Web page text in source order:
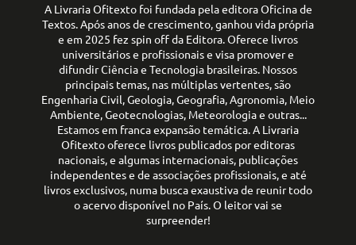
A Livraria Ofitexto foi fundada pela editora Oficina de
Textos. Após anos de crescimento, ganhou vida própria
e em 2025 fez spin off da Editora. Oferece livros
universitários e profissionais e visa promover e
difundir Ciência e Tecnologia brasileiras. Nossos
principais temas, nas múltiplas vertentes, são
Engenharia Civil, Geologia, Geografia, Agronomia, Meio
Ambiente, Geotecnologias, Meteorologia e outras...
Estamos em franca expansão temática. A Livraria
Ofitexto oferece livros publicados por editoras
nacionais, e algumas internacionais, publicações
independentes e de associações profissionais, e até
livros exclusivos, numa busca exaustiva de reunir todo
o acervo disponível no País. O leitor vai se
surpreender!